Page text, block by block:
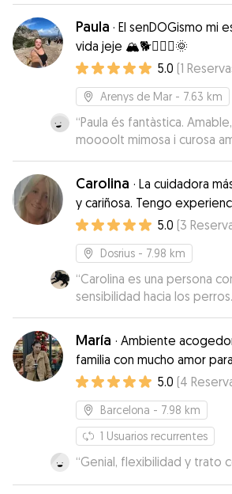
Paula · El senDOGismo mi estilo de
vida jeje 🏔️🐕🏃🏽‍♀️🌞
5.0 (1
Arenys de Mar - 7.63 km
“Paula és fantàstica.
moooolt mimosa i curosa
gos, tant en el Meet and
va contactar amb la Paula
tota la vida. Una passada!!!!”
Carolina · La cuidadora
y cariñosa. Tengo
cuidar perritos de unos 10
aproximadamente.
5.0 (3
Dosrius - 7.98 km
“Carolina es una persona
sensibilidad hacia los
encantan y que les cuida
mantiene informado en
cómo está el animal en su
vídeos. Por último, tiene un
carácter buenísimo cosa
con nuestro perro y un
los paseos.. en plena
encantados con ella.”
María · Ambiente
familia con mucho amor
mascota
5.0 (4
Barcelona - 7.98 km
1 Usuarios recurrentes
“Genial, flexibilidad y trato